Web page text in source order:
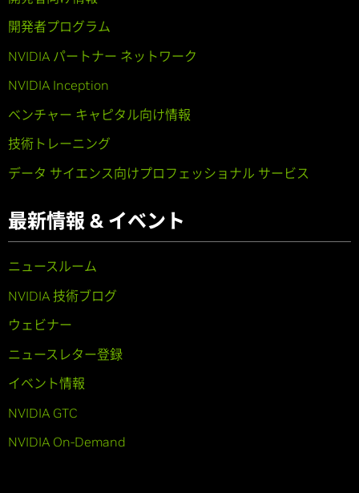
開発者プログラム
NVIDIA パートナー ネットワーク
NVIDIA Inception
ベンチャー キャピタル向け情報
技術トレーニング
データ サイエンス向けプロフェッショナル サービス
最新情報 & イベント
ニュースルーム
NVIDIA 技術ブログ
ウェビナー
ニュースレター登録
イベント情報
NVIDIA GTC
NVIDIA On-Demand